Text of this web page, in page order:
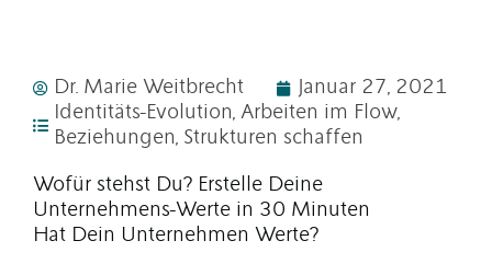
Dr. Marie Weitbrecht
Januar 27, 2021
Identitäts-Evolution, Arbeiten im Flow,
Beziehungen, Strukturen schaffen
Wofür stehst Du? Erstelle Deine
Unternehmens-Werte in 30 Minuten
Hat Dein Unternehmen Werte?